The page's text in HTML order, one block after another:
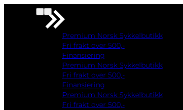
Premium Norsk Sykkelbutikk
Fri frakt over 500,-
Finansiering
Premium Norsk Sykkelbutikk
Fri frakt over 500,-
Finansiering
Premium Norsk Sykkelbutikk
Fri frakt over 500,-